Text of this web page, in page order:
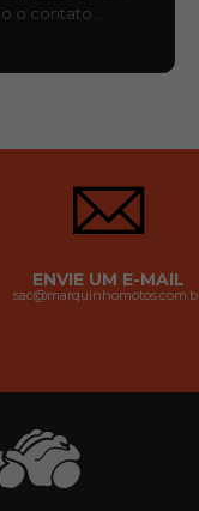
o contato …
ENVIE UM E-MAIL